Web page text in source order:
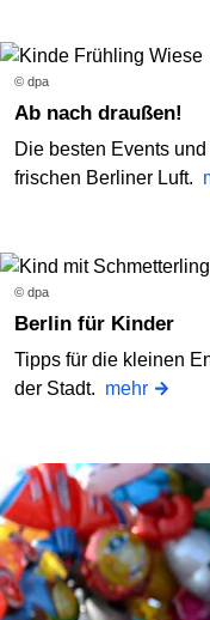
© dpa
Ab nach draußen!
Die besten Events
frischen Berliner Luft.
© dpa
Berlin für Kinder
Tipps für die kleinen
der Stadt. mehr